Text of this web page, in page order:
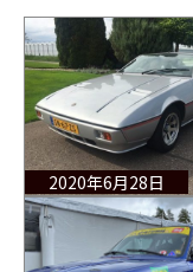
2020年6月28日